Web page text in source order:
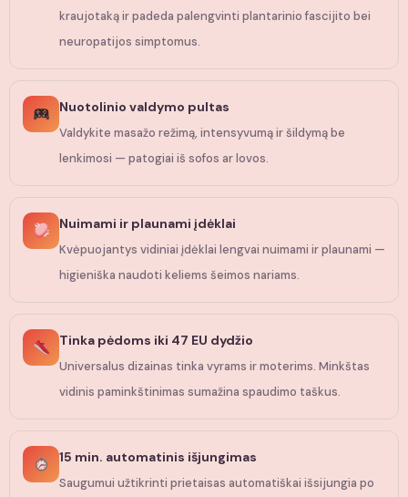
kraujotaką ir padeda palengvinti plantarinio fascijito bei
neuropatijos simptomus.
Nuotolinio valdymo pultas
Valdykite masažo režimą, intensyvumą ir šildymą be
lenkimosi — patogiai iš sofos ar lovos.
Nuimami ir plaunami įdėklai
Kvėpuojantys vidiniai įdėklai lengvai nuimami ir plaunami —
higieniška naudoti keliems šeimos nariams.
Tinka pėdoms iki 47 EU dydžio
Universalus dizainas tinka vyrams ir moterims. Minkštas
vidinis paminkštinimas sumažina spaudimo taškus.
15 min. automatinis išjungimas
Saugumui užtikrinti prietaisas automatiškai išsijungia po